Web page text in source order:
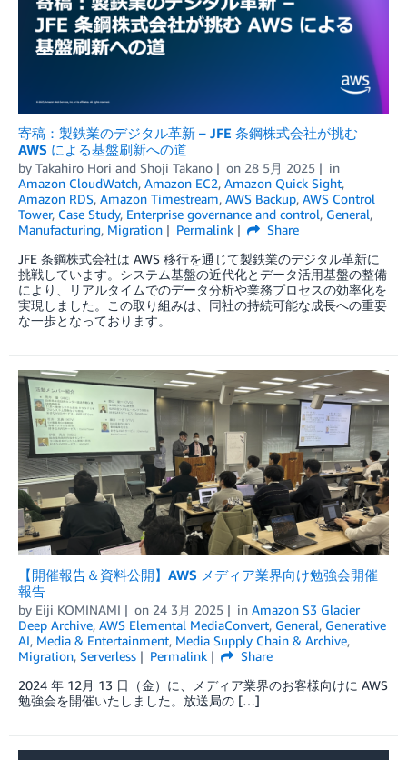
寄稿：製鉄業のデジタル革新 – JFE 条鋼株式会社が挑む
AWS による基盤刷新への道
by Takahiro Hori and Shoji Takano on 28 5月 2025
in
Amazon CloudWatch, Amazon EC2, Amazon Quick Sight,
Amazon RDS, Amazon Timestream, AWS Backup, AWS Control
Tower, Case Study, Enterprise governance and control, General,
Manufacturing, Migration Permalink
Share
JFE 条鋼株式会社は AWS 移行を通じて製鉄業のデジタル革新に
挑戦しています。システム基盤の近代化とデータ活用基盤の整備
により、リアルタイムでのデータ分析や業務プロセスの効率化を
実現しました。この取り組みは、同社の持続可能な成長への重要
な一歩となっております。
【開催報告＆資料公開】AWS メディア業界向け勉強会開催
報告
by Eiji KOMINAMI on 24 3月 2025 in Amazon S3 Glacier
Deep Archive, AWS Elemental MediaConvert, General, Generative
AI, Media & Entertainment, Media Supply Chain & Archive,
Migration, Serverless Permalink
Share
2024 年 12月 13 日（金）に、メディア業界のお客様向けに AWS
勉強会を開催いたしました。放送局の […]